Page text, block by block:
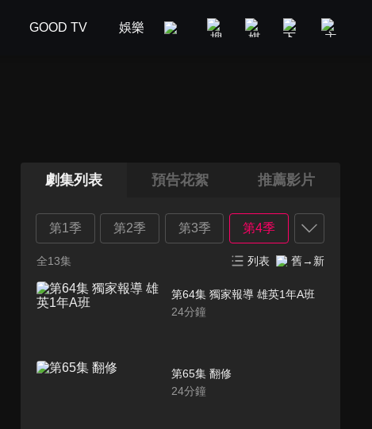
GOOD TV 娛樂 美食旅遊 新聞政論
劇集列表 預告花絮 推薦影片
第1季 第2季 第3季 第4季
全13集 列表 舊→新
第64集 獨家報導 雄英1年A班
24分鐘
第65集 翻修
24分鐘